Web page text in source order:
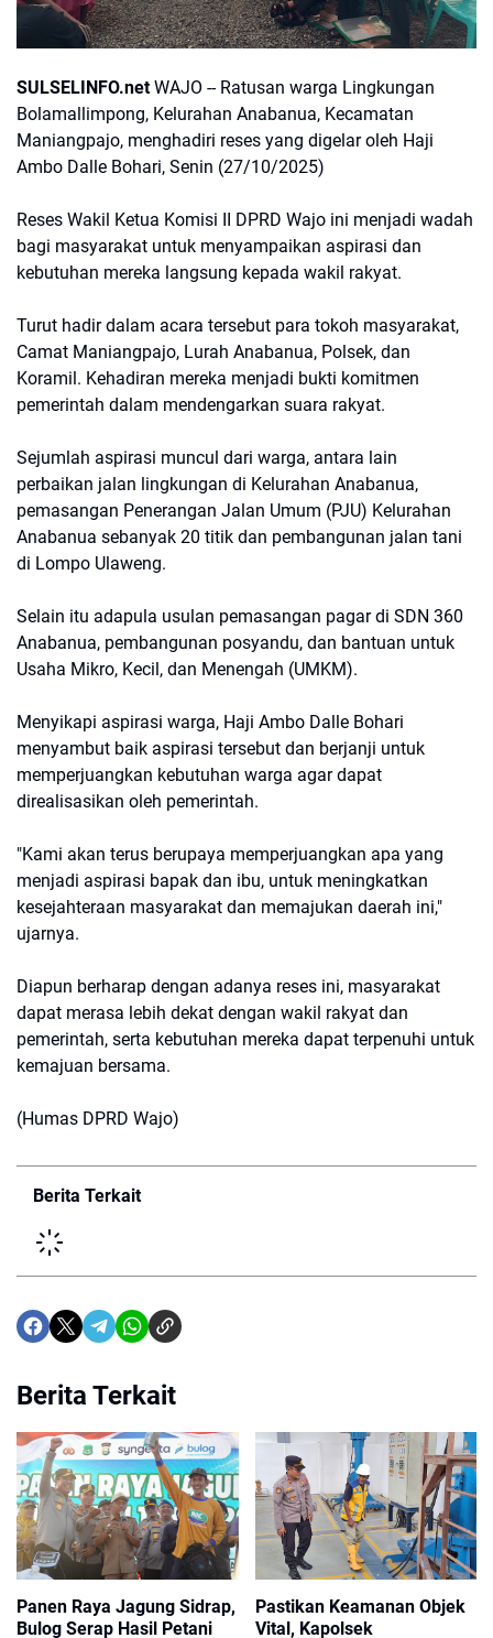
SULSELINFO.netWAJO -- Ratusan warga Lingkungan
Bolamallimpong, Kelurahan Anabanua, Kecamatan
Maniangpajo, menghadiri reses yang digelar oleh Haji
Ambo Dalle Bohari, Senin (27/10/2025)
Reses Wakil Ketua Komisi II DPRD Wajo ini menjadi wadah
bagi masyarakat untuk menyampaikan aspirasi dan
kebutuhan mereka langsung kepada wakil rakyat.
Turut hadir dalam acara tersebut para tokoh masyarakat,
Camat Maniangpajo, Lurah Anabanua, Polsek, dan
Koramil. Kehadiran mereka menjadi bukti komitmen
pemerintah dalam mendengarkan suara rakyat.
Sejumlah aspirasi muncul dari warga, antara lain
perbaikan jalan lingkungan di Kelurahan Anabanua,
pemasangan Penerangan Jalan Umum (PJU) Kelurahan
Anabanua sebanyak 20 titik dan pembangunan jalan tani
di Lompo Ulaweng.
Selain itu adapula usulan pemasangan pagar di SDN 360
Anabanua, pembangunan posyandu, dan bantuan untuk
Usaha Mikro, Kecil, dan Menengah (UMKM).
Menyikapi aspirasi warga, Haji Ambo Dalle Bohari
menyambut baik aspirasi tersebut dan berjanji untuk
memperjuangkan kebutuhan warga agar dapat
direalisasikan oleh pemerintah.
"Kami akan terus berupaya memperjuangkan apa yang
menjadi aspirasi bapak dan ibu, untuk meningkatkan
kesejahteraan masyarakat dan memajukan daerah ini,"
ujarnya.
Diapun berharap dengan adanya reses ini, masyarakat
dapat merasa lebih dekat dengan wakil rakyat dan
pemerintah, serta kebutuhan mereka dapat terpenuhi untuk
kemajuan bersama.
(Humas DPRD Wajo)
Berita Terkait
Berita Terkait
Panen Raya Jagung Sidrap,
Bulog Serap Hasil Petani
Pastikan Keamanan Objek
Vital, Kapolsek